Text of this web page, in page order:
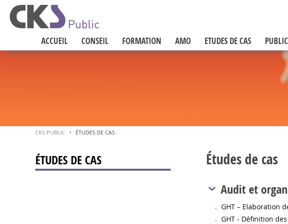
ACCUEIL CONSEIL FORMATION AMO ETUDES DE CAS
CKS PUBLIC > ÉTUDES DE CAS
ÉTUDES DE CAS Études de cas
Audit et
GHT – Elaboration
GHT - Définition